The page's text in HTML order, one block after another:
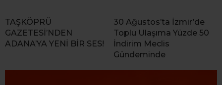
TAŞKÖPRÜ
GAZETESİ’NDEN
ADANA’YA YENİ BİR SES!
30 Ağustos’ta İzmir’de
Toplu Ulaşıma Yüzde 50
İndirim Meclis
Gündeminde